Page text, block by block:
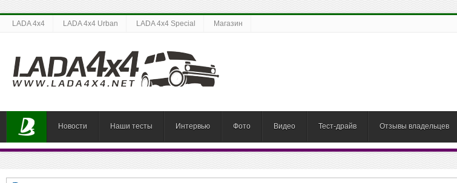
LADA 4x4 LADA 4x4 Urban LADA 4x4 Special Магазин
Новости Наши тесты Интервью Фото Видео Тест-драйв Отзывы владельцев